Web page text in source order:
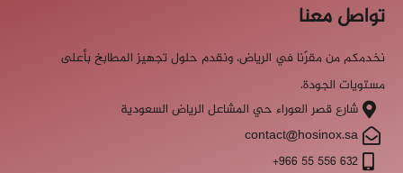
تواصل معنا
نخدمكم من مقرّنا في الرياض، ونقدم حلول تجهيز المطابخ بأعلى
مستويات الجودة.
شارع قصر العوراء حي المشاعل الرياض السعودية
contact@hosinox.sa
‎+966 55 556 632